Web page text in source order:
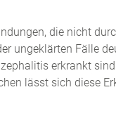
die nicht
ungeklärten Fälle
erkrankt
lässt sich diese